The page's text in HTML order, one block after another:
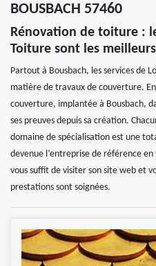
BOUSBACH 57460
Rénovation de toiture :
Toiture sont les meilleurs
Partout à Bousbach, les services de
matière de travaux de couverture.
couverture, implantée à Bousbach,
ses preuves depuis sa création.
domaine de spécialisation est une
devenue l’entreprise de référence
vous suffit de visiter son site web et
prestations sont soignées.